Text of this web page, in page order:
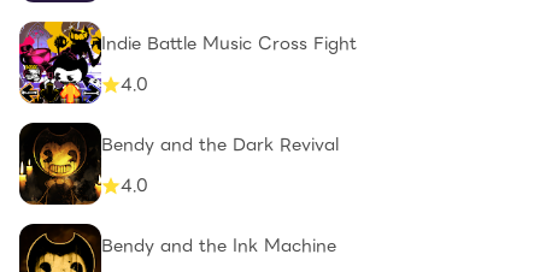
Indie Battle Music Cross Fight
4.0
Bendy and the Dark Revival
4.0
Bendy and the Ink Machine